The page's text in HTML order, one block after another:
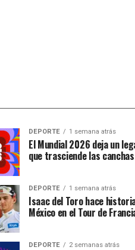
DEPORTE 1 semana atrás
El Mundial 2026 deja un
que trasciende las canchas
DEPORTE 1 semana atrás
Isaac del Toro hace
México en el Tour de
DEPORTE 2 semanas atrás